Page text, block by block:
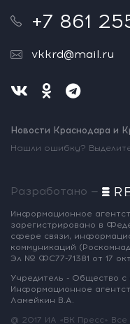
+7 861
vkkrd@mail.ru
Новости Краснодара и
Нашли ошибку?
Разработано —
Информационное
зарегистрировано в
сфере связи,
коммуникаций
Эл № ФС77-71381 от 17
Учредитель - Общество с
Информационное
Ламейкин В.А.
@ 2017 ИА «ВК Пресс»